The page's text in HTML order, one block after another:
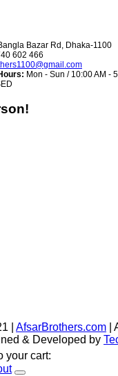
Bazar Rd, Dhaka-1100
602 466
Mon - Sun / 10:00 AM -
| AfsarBrothers.com |
& Developed by
your cart: